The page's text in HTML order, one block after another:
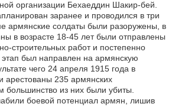
организации Бехаеддин Шакир-бей.
заранее и проводился в три
армянские солдаты были разоружены, в
в возрасте 18-45 лет были отправлены
строительных работ и постепенно
был направлен на армянскую
чего 24 апреля 1915 года в
арестованы 235 армянских
большинство из них были убиты.
боевой потенциал армян, лишив